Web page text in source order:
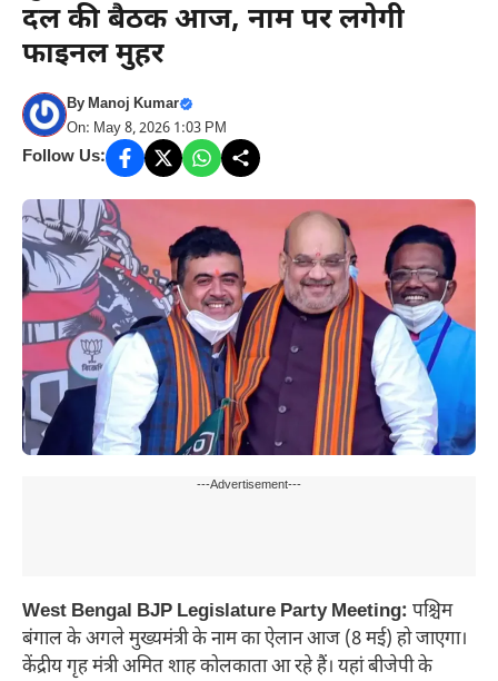
दल की बैठक आज, नाम पर लगेगी
फाइनल मुहर
ByManoj Kumar
On: May 8, 2026 1:03 PM
Follow Us:
---Advertisement---
West Bengal BJP Legislature Party Meeting: पश्चिम
बंगाल के अगले मुख्यमंत्री के नाम का ऐलान आज (8 मई) हो जाएगा।
केंद्रीय गृह मंत्री अमित शाह कोलकाता आ रहे हैं। यहां बीजेपी के